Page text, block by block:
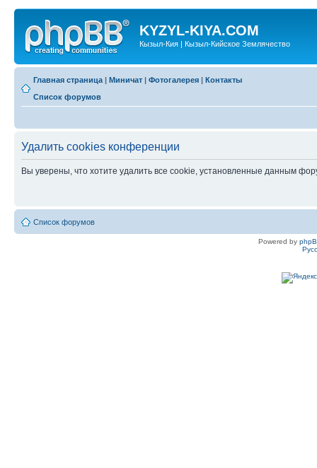
KYZYL-KIYA.COM
Кызыл-Кия | Кызыл-Кийское Землячество
Главная страница | Миничат | Фотогалерея | Контакты
Список форумов
Удалить cookies конференции
Вы уверены, что хотите удалить все cookie, установленные данным
Список форумов
Powered by